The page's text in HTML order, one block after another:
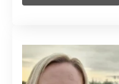
dabei, persönliche
tiefen Verständnis
Prozesse und
Zusammenhänge